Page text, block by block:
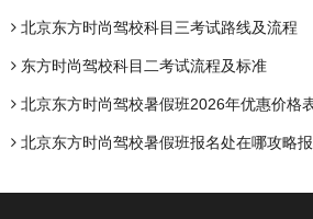
北京东方时尚驾校科目三考试路线及流程
东方时尚驾校科目二考试流程及标准
北京东方时尚驾校暑假班2026年优惠价格
北京东方时尚驾校暑假班报名处在哪攻略